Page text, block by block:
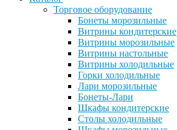
Торговое оборудование
Бонеты морозильные
Витрины кондитерские
Витрины морозильные
Витрины настольные
Витрины холодильные
Горки холодильные
Лари морозильные
Бонеты-Лари
Шкафы кондитерские
Столы холодильные